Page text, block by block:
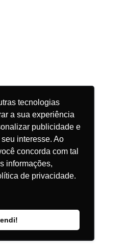
tecnologias
a sua experiência
publicidade e
interesse. Ao
concorda com tal
informações,
de privacidade.